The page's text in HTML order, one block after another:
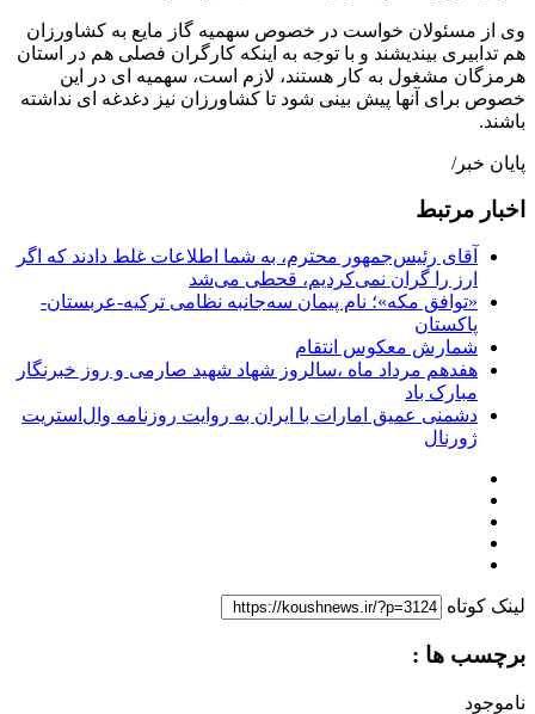
وی از مسئولان خواست در خصوص سهمیه گاز مایع به کشاورزان
هم تدابیری بیندیشند و با توجه به اینکه کارگران فصلی هم در استان
هرمزگان مشغول به کار هستند، لازم است، سهمیه ای در این
خصوص برای آنها پیش بینی شود تا کشاورزان نیز دغدغه ای نداشته
باشند.
پایان خبر/
اخبار مرتبط
آقای رئیس‌جمهور محترم، به شما اطلاعات غلط دادند که اگر
ارز را گران نمی‌کردیم، قحطی می‌شد
«توافق مکه»؛ نام پیمان سه‌جانبه نظامی ترکیه-عربستان-
پاکستان
شمارش معکوس انتقام
هفدهم مرداد ماه ،سالروز شهاد شهید صارمی و روز خبرنگار
مبارک باد
دشمنی عمیق امارات با ایران به روایت روزنامه وال‌استریت
ژورنال
لینک کوتاه
برچسب ها :
ناموجود